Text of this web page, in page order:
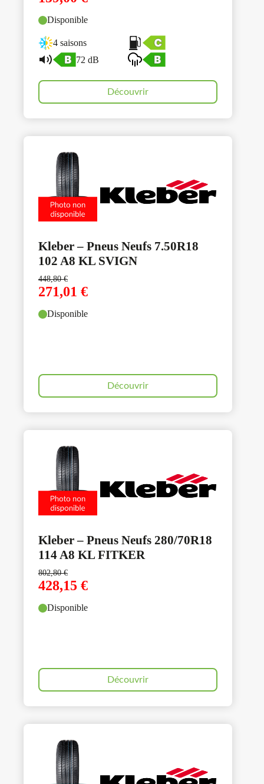
Disponible
4 saisons
72 dB
Découvrir
Kleber – Pneus Neufs 7.50R18
102 A8 KL SVIGN
448,80€
271,01 €
Disponible
Découvrir
Kleber – Pneus Neufs 280/70R18
114 A8 KL FITKER
802,80€
428,15 €
Disponible
Découvrir